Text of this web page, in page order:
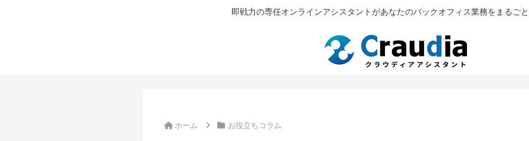
即戦力の専任オンラインアシスタントがあなたのバックオフィス業務をまるご
ホーム お役立ちコラム